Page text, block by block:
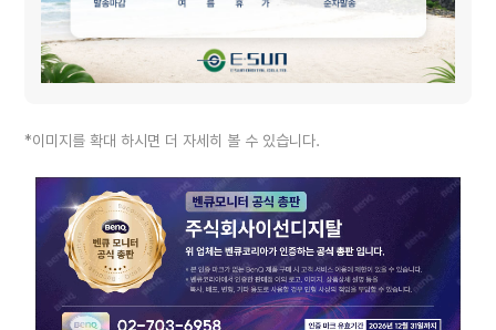
*이미지를 확대 하시면 더 자세히 볼 수 있습니다.